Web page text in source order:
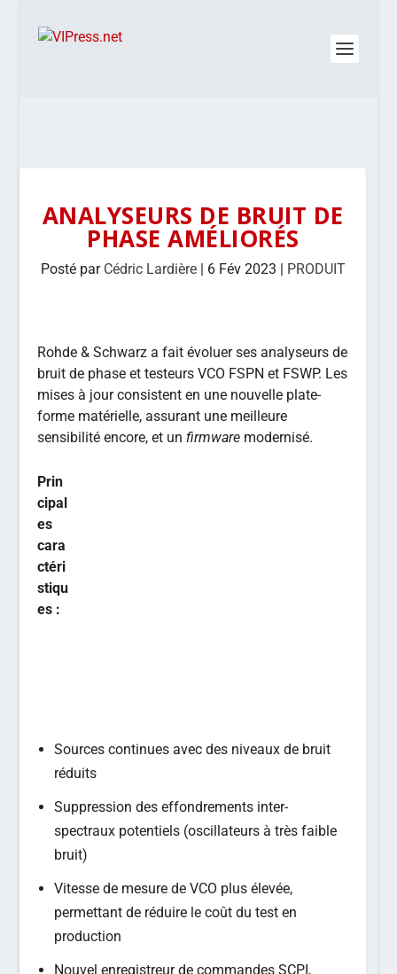
ANALYSEURS DE BRUIT DE
PHASE AMÉLIORÉS
Posté par Cédric Lardière| 6 Fév 2023 | PRODUIT
Rohde & Schwarz a fait évoluer ses analyseurs de
bruit de phase et testeurs VCO FSPN et FSWP. Les
mises à jour consistent en une nouvelle plate-
forme matérielle, assurant une meilleure
sensibilité encore, et unfirmware modernisé.
Prin
cipal
es
cara
ctéri
stiqu
es :
Sources continues avec des niveaux de bruit
réduits
Suppression des effondrements inter-
spectraux potentiels (oscillateurs à très faible
bruit)
Vitesse de mesure de VCO plus élevée,
permettant de réduire le coût du test en
production
Nouvel enregistreur de commandes SCPI,